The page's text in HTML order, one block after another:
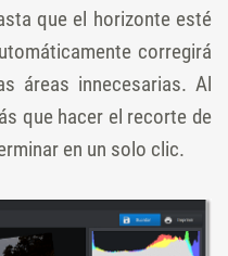
que el horizonte esté
corregirá
áreas innecesarias. Al
que hacer el recorte de
en un solo clic.